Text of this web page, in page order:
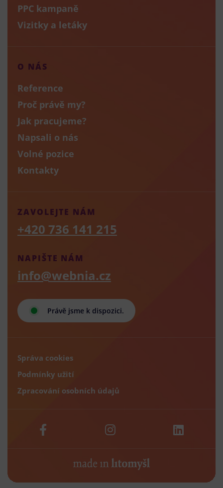
PPC kampaně
Vizitky a letáky
O NÁS
Reference
Proč právě my?
Jak pracujeme?
Napsali o nás
Volné pozice
Kontakty
Právě jsme k dispozici.
NAPIŠTE NÁM
info@webnia.cz
ZAVOLEJTE NÁM
+420 736 141 215
Správa cookies
Podmínky užití
Zpracování osobních údajů